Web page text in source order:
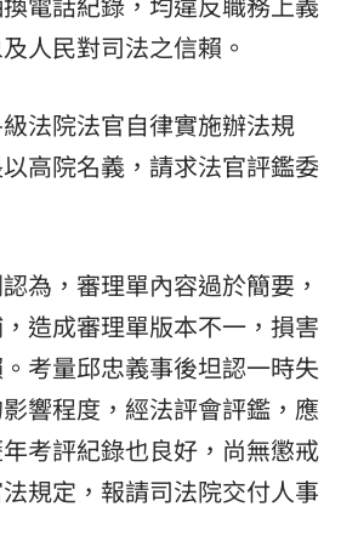
人民對司法之信賴。
法院法官自律實施辦法規
高院名義，請求法官評鑑委
為，審理單內容過於簡要，
造成審理單版本不一，損害
考量邱忠義事後坦認一時失
響程度，經法評會評鑑，應
考評紀錄也良好，尚無懲戒
規定，報請司法院交付人事